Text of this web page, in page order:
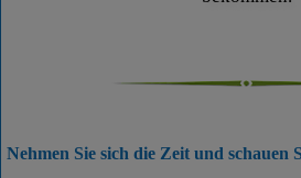
Nehmen Sie sich die Zeit und schauen